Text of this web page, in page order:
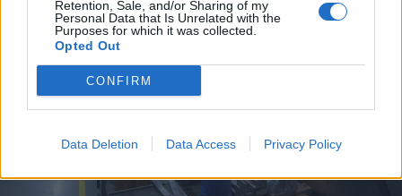
Retention, Sale, and/or Sharing of my
Personal Data that Is Unrelated with the
Purposes for which it was collected.
Opted Out
CONFIRM
Data Deletion Data Access Privacy Policy